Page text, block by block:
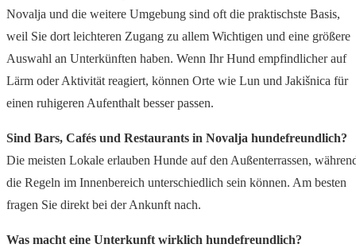
Novalja und die weitere Umgebung sind oft die praktischste Basis,
weil Sie dort leichteren Zugang zu allem Wichtigen und eine größere
Auswahl an Unterkünften haben. Wenn Ihr Hund empfindlicher auf
Lärm oder Aktivität reagiert, können Orte wie Lun und Jakišnica für
einen ruhigeren Aufenthalt besser passen.
Sind Bars, Cafés und Restaurants in Novalja hundefreundlich?
Die meisten Lokale erlauben Hunde auf den Außenterrassen,
die Regeln im Innenbereich unterschiedlich sein können. Am besten
fragen Sie direkt bei der Ankunft nach.
Was macht eine Unterkunft wirklich hundefreundlich?